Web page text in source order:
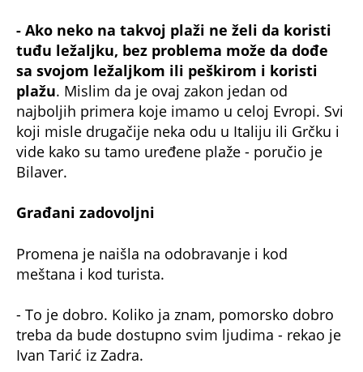
- Ako neko na takvoj plaži ne želi da koristi
tuđu ležaljku, bez problema može da dođe
sa svojom ležaljkom ili peškirom i koristi
plažu. Mislim da je ovaj zakon jedan od
najboljih primera koje imamo u celoj Evropi. Svi
koji misle drugačije neka odu u Italiju ili Grčku i
vide kako su tamo uređene plaže - poručio je
Bilaver.
Građani zadovoljni
Promena je naišla na odobravanje i kod
meštana i kod turista.
- To je dobro. Koliko ja znam, pomorsko dobro
treba da bude dostupno svim ljudima - rekao je
Ivan Tarić iz Zadra.